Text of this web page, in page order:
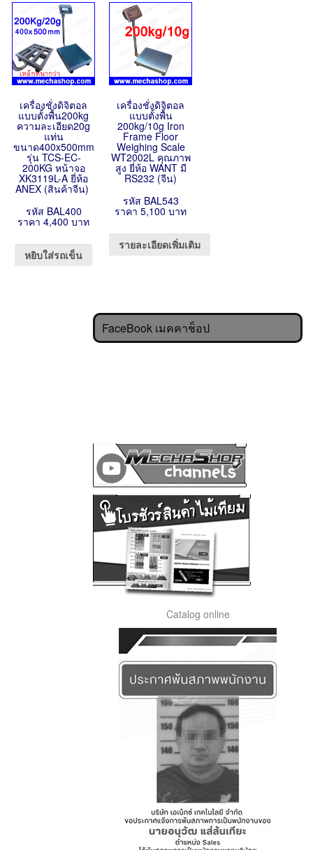
เครื่องชั่งดิจิตอล
แบบตั้งพื้น200kg
ความละเอียด20g
แท่น
ขนาด400x500mm
รุ่น TCS-EC-
200KG หน้าจอ
XK3119L-A ยี่ห้อ
ANEX (สินค้าจีน)
รหัส BAL400
ราคา 4,400 บาท
หยิบใส่รถเข็น
เครื่องชั่งดิจิตอล
แบบตั้งพื้น
200kg/10g Iron
Frame Floor
Weighing Scale
WT2002L คุณภาพ
สูง ยี่ห้อ WANT มี
RS232 (จีน)
รหัส BAL543
ราคา 5,100 บาท
รายละเอียดเพิ่มเติม
FaceBook เมคคาช็อป
Catalog online